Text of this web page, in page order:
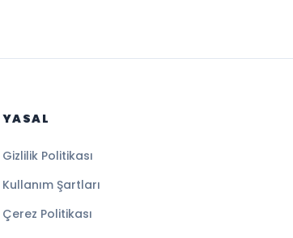
YASAL
Gizlilik Politikası
Kullanım Şartları
Çerez Politikası